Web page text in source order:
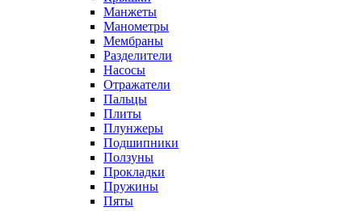
Манжеты
Манометры
Мембраны
Разделители
Насосы
Отражатели
Пальцы
Плиты
Плунжеры
Подшипники
Ползуны
Прокладки
Пружины
Пяты